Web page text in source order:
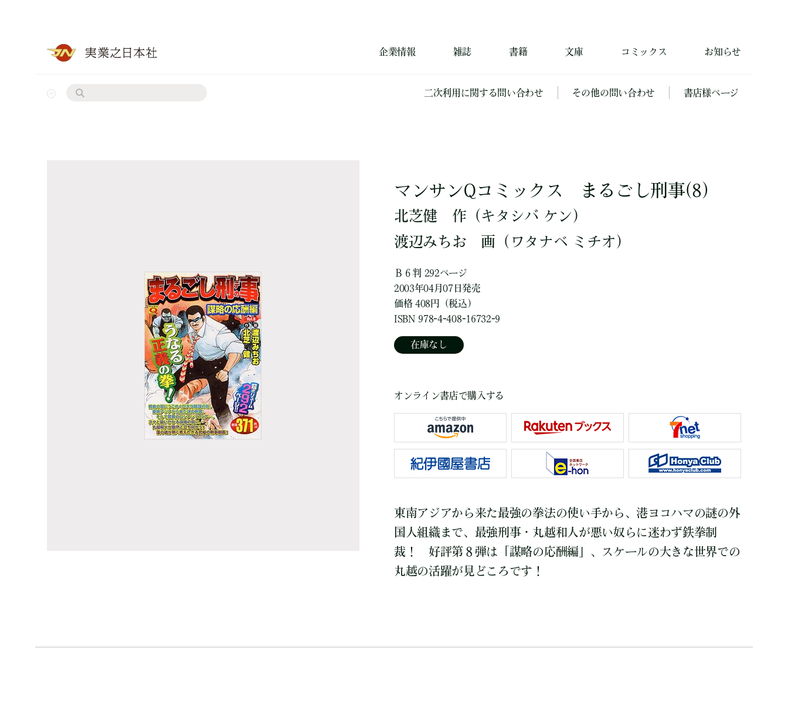
企業情報 雑誌 書籍 文庫 コミックス お知らせ
二次利用に関する問い合わせ その他の問い合わせ 書店様ページ
マンサンQコミックス まるごし刑事(8)
北芝健 作 （キタシバ ケン）
渡辺みちお
画 （ワタナベ ミチオ）
Ｂ６判 292ページ
2003年04月07日発売
価格 408円（税込）
ISBN 978-4-408-16732-9
在庫なし
オンライン書店で購入する
東南アジアから来た最強の拳法の使い手から、港ヨコハマの謎の外
国人組織まで、最強刑事・丸越和人が悪い奴らに迷わず鉄拳制
裁！ 好評第８弾は「謀略の応酬編」、スケールの大きな世界での
丸越の活躍が見どころです！